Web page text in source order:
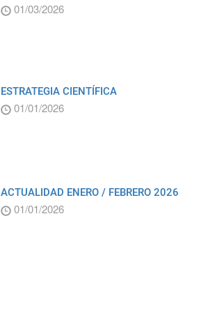
01/03/2026
ESTRATEGIA CIENTÍFICA
01/01/2026
ACTUALIDAD ENERO / FEBRERO 2026
01/01/2026